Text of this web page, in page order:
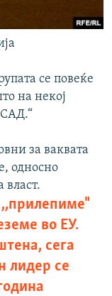
се повеќе
на некој
за ваквата
односно
власт.
во ЕУ.
сега
лидер се